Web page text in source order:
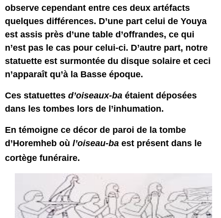
observe cependant entre ces deux artéfacts
quelques différences. D’une part celui de Youya
est assis près d’une table d’offrandes, ce qui
n’est pas le cas pour celui-ci. D’autre part, notre
statuette est surmontée du disque solaire et ceci
n’apparaît qu’à la Basse époque.
Ces statuettes d’oiseaux-ba étaient déposées
dans les tombes lors de l’inhumation.
En témoigne ce décor de paroi de la tombe
d’Horemheb où l’oiseau-ba est présent dans le
cortège funéraire.